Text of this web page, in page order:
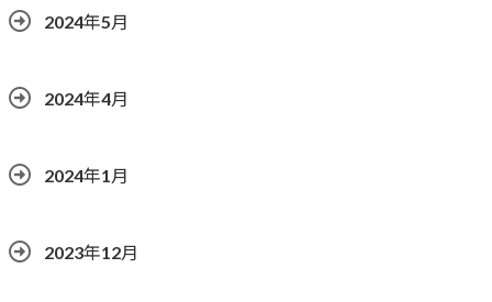
2024年5月
2024年4月
2024年1月
2023年12月